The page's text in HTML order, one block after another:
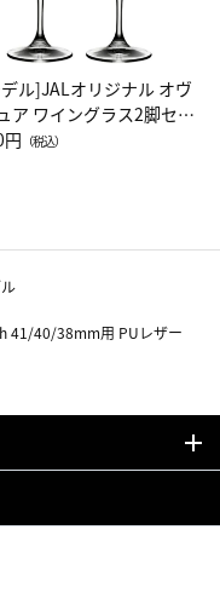
ル]JALオリジナル オヴ
ア ワイングラス2脚セッ
ッドワイン）
（税込）
41/40/38mm用 PUレザー